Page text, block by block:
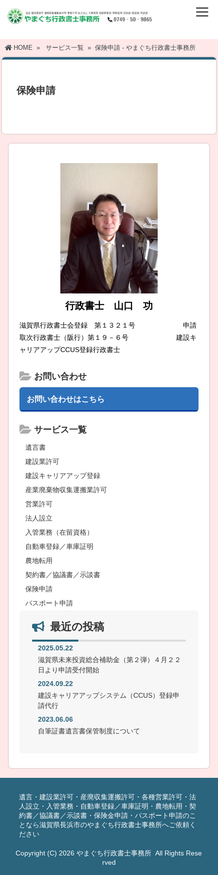
HOME » サービス一覧 » 保険申請 - やまぐち行政書士事務所
保険申請
行政書士 山口 功
滋賀県行政書士会登録 第１３２１号 申請
取次行政書士（阪行）第１９－６号 建設キ
ャリアアップCCUS登録行政書士
お問い合わせ
お問い合わせはこちら
サービス一覧
遺言書
建設業許可
建設キャリアアップ登録
産業廃棄物収集運搬業許可
営業許可
法人設立
入管業務（在留資格）
自動車登録／車庫証明
農地転用
契約書／協議書／示談書
保険申請
パスポート申請
最近の投稿
2025.05.22
滋賀県未来投資総合補助金（第２弾）４月２２
日より申請受付開始
2024.09.22
建設キャリアアップシステム（CCUS）登録申
請代行
2023.06.06
自筆証書遺言書保管制度について
遺言・建設業許可・産廃収集運搬許可・各種営業許可・法
人設立・入管業務・自動車登録／車庫証明・農地転用・契
約書／協議書／示談書・保険金申請・パスポート申請のこ
となら滋賀県長浜市のやまぐち行政書士事務所へご依頼く
ださい
Copyright (C) 2026やまぐち行政書士事務所 All Rights Rese
rved